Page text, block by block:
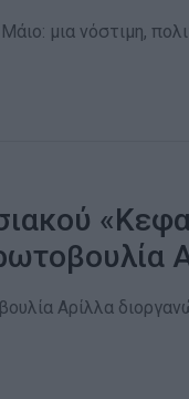
μια νόστιμη,
Αρίλλα